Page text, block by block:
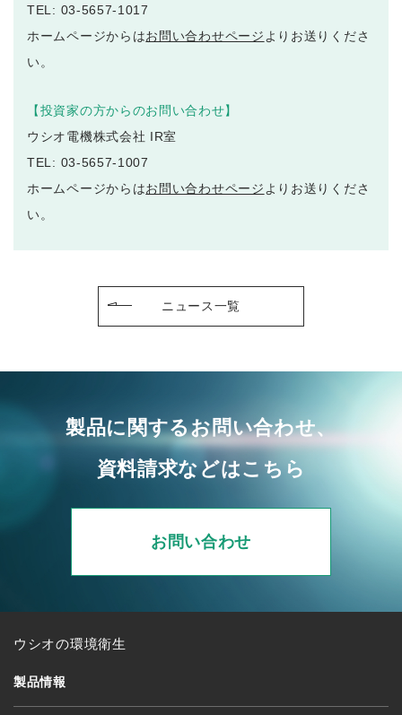
TEL: 03-5657-1017
ホームページからはお問い合わせページ よりお送りくださ
い。
【投資家の方からのお問い合わせ】
ウシオ電機株式会社 IR室
TEL: 03-5657-1007
ホームページからはお問い合わせページ よりお送りくださ
い。
ニュース一覧
製品に関するお問い合わせ、
資料請求などはこちら
お問い合わせ
ウシオの環境衛生
製品情報